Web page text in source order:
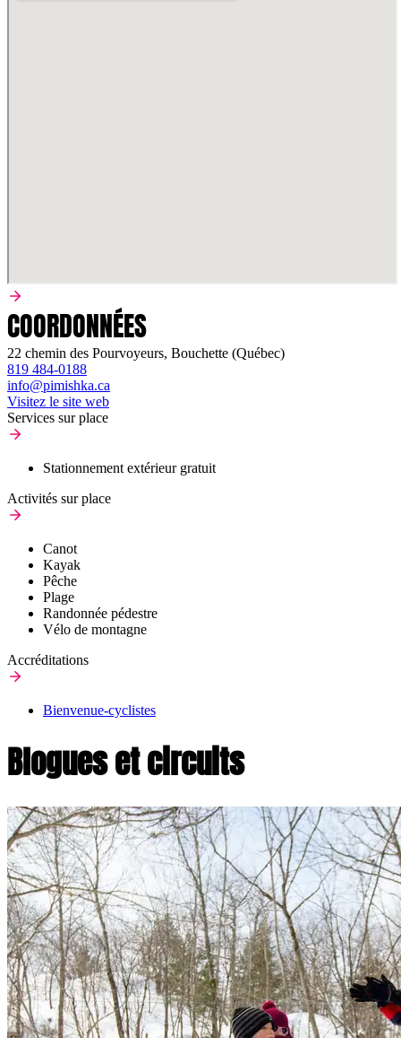
COORDONNÉES
22 chemin des Pourvoyeurs, Bouchette (Québec)
819 484-0188
info@pimishka.ca
Visitez le site web
Services sur place
Stationnement extérieur gratuit
Activités sur place
Canot
Kayak
Pêche
Plage
Randonnée pédestre
Vélo de montagne
Accréditations
Bienvenue-cyclistes
Blogues et circuits